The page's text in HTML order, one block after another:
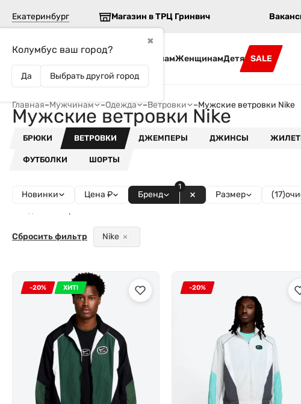
Екатеринбург
✖
Колумбус ваш город?
Да Выбрать другой город
Магазин в ТРЦ Гринвич
МужчинамЖенщинамДетям SALE
Главная–Мужчинам –Одежда –Ветровки –Мужские ветровки Nike
Мужские ветровки Nike
БРЮКИ ВЕТРОВКИ ДЖЕМПЕРЫ ДЖИНСЫ
ФУТБОЛКИ ШОРТЫ
Новинки Цена ₽ Бренд
1
Размер (17)
Nike
Сбросить фильтр
-20% ХИТ! -20%